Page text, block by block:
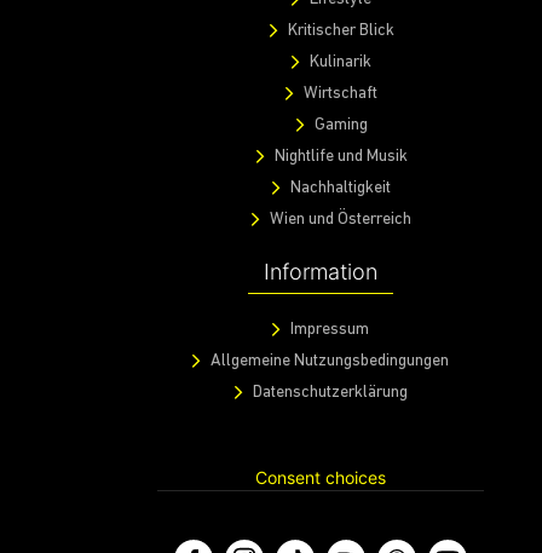
Kritischer Blick
Kulinarik
Wirtschaft
Gaming
Nightlife und Musik
Nachhaltigkeit
Wien und Österreich
Information
Impressum
Allgemeine Nutzungsbedingungen
Datenschutzerklärung
Consent choices